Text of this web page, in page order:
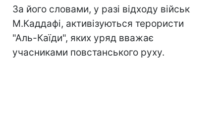
За його словами, у разі відходу військ
М.Каддафі, активізуються терористи
"Аль-Каїди", яких уряд вважає
учасниками повстанського руху.